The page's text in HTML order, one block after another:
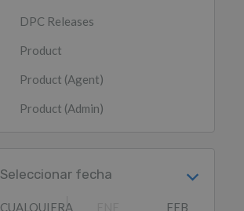
DPC Releases
Product
Product (Agent)
Product (Admin)
Seleccionar fecha
CUALQUIERA
FEB